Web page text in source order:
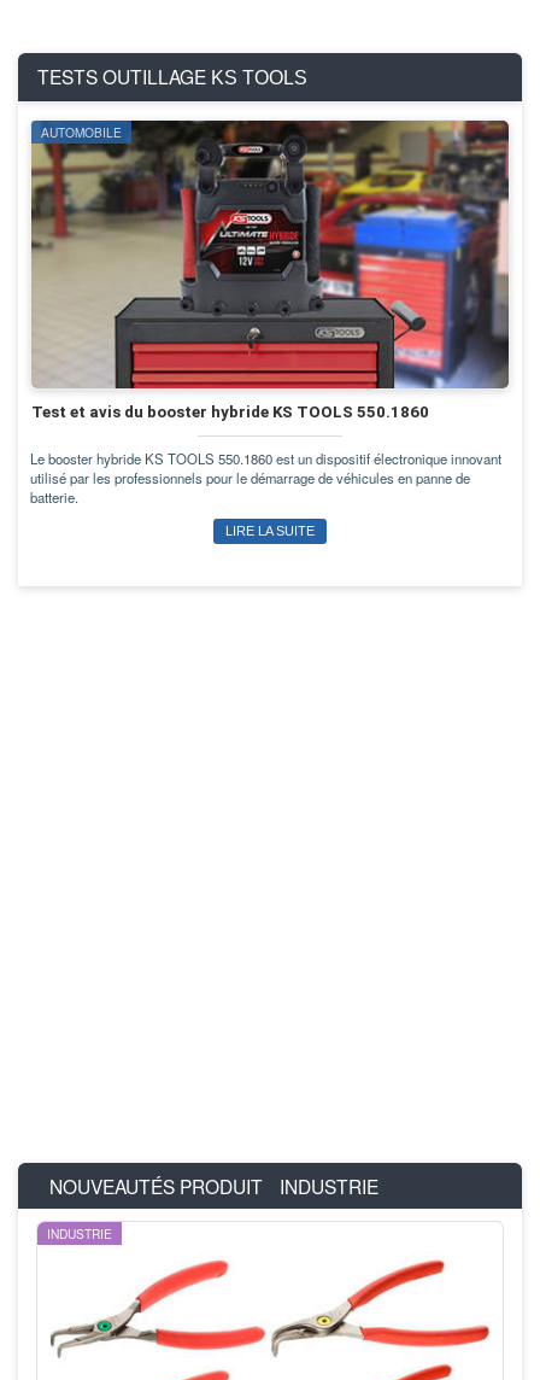
TESTS OUTILLAGE KS TOOLS
AUTOMOBILE
Test et avis du booster hybride KS TOOLS 550.1860
Le booster hybride KS TOOLS 550.1860 est un dispositif électronique innovant
utilisé par les professionnels pour le démarrage de véhicules en panne de
batterie.
LIRE LA SUITE
NOUVEAUTÉS PRODUIT INDUSTRIE
INDUSTRIE